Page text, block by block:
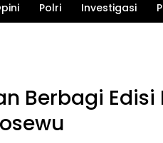
Polri Investigasi
Berbagi